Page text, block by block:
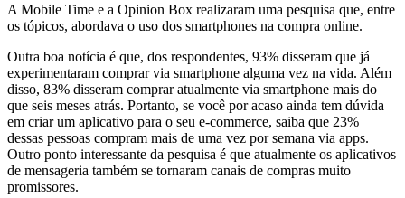
A Mobile Time e a Opinion Box realizaram uma pesquisa que, entre
os tópicos, abordava o uso dos smartphones na compra online.
Outra boa notícia é que, dos respondentes, 93% disseram que já
experimentaram comprar via smartphone alguma vez na vida. Além
disso, 83% disseram comprar atualmente via smartphone mais do
que seis meses atrás. Portanto, se você por acaso ainda tem dúvida
em criar um aplicativo para o seu e-commerce, saiba que 23%
dessas pessoas compram mais de uma vez por semana via apps.
Outro ponto interessante da pesquisa é que atualmente os aplicativos
de mensageria também se tornaram canais de compras muito
promissores.